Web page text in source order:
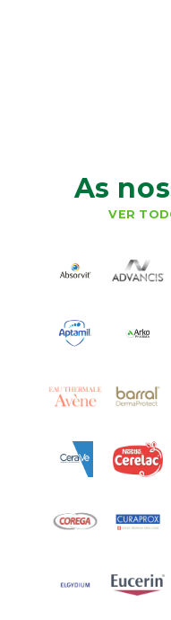
As
VER